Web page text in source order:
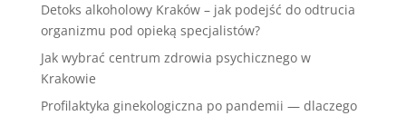
Detoks alkoholowy Kraków – jak podejść do odtrucia
organizmu pod opieką specjalistów?
Jak wybrać centrum zdrowia psychicznego w
Krakowie
Profilaktyka ginekologiczna po pandemii — dlaczego